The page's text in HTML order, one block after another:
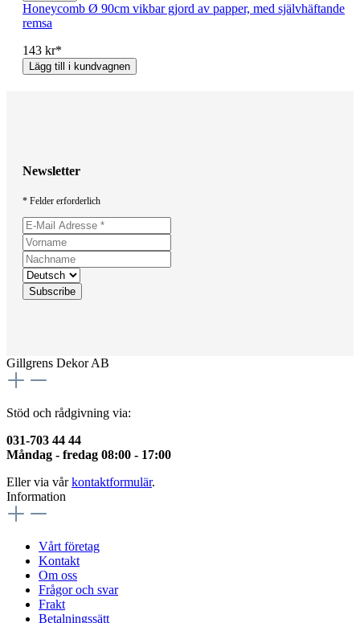
Honeycomb Ø 90cm vikbar gjord av papper, med självhäftande
remsa
143 kr*
Lägg till i kundvagnen
Newsletter
* Felder erforderlich
Gillgrens Dekor AB
Stöd och rådgivning via:
031-703 44 44
Måndag - fredag 08:00 - 17:00
Eller via vårkontaktformulär.
Information
Vårt företag
Kontakt
Om oss
Frågor och svar
Frakt
Betalningssätt